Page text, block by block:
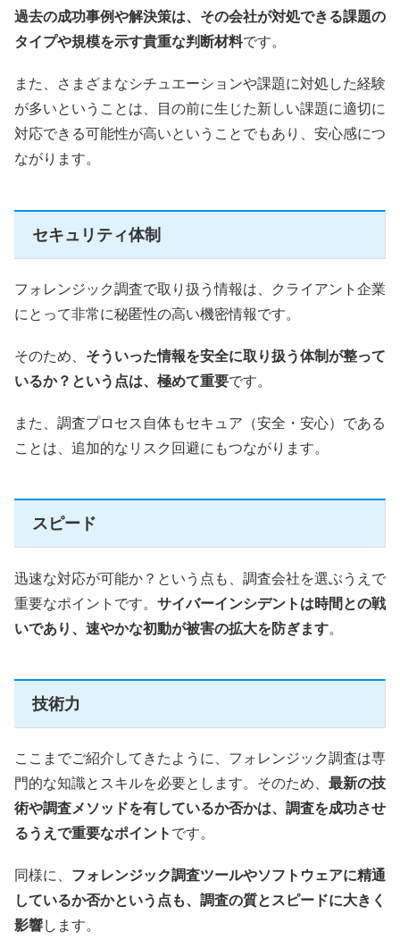
過去の成功事例や解決策は、その会社が対処できる課題の
タイプや規模を示す貴重な判断材料です。
また、さまざまなシチュエーションや課題に対処した経験
が多いということは、目の前に生じた新しい課題に適切に
対応できる可能性が高いということでもあり、安心感につ
ながります。
セキュリティ体制
フォレンジック調査で取り扱う情報は、クライアント企業
にとって非常に秘匿性の高い機密情報です。
そのため、 そういった情報を安全に取り扱う体制が整って
いるか？という点は、極めて重要です。
また、調査プロセス自体もセキュア（安全・安心）である
ことは、追加的なリスク回避にもつながります。
スピード
迅速な対応が可能か？という点も、調査会社を選ぶうえで
重要なポイントです。 サイバーインシデントは時間との戦
いであり、速やかな初動が被害の拡大を防ぎます。
技術力
ここまでご紹介してきたように、フォレンジック調査は専
門的な知識とスキルを必要とします。そのため、 最新の技
術や調査メソッドを有しているか否かは、調査を成功させ
るうえで重要なポイント です。
同様に、 フォレンジック調査ツールやソフトウェアに精通
しているか否かという点も、調査の質とスピードに大きく
影響します。